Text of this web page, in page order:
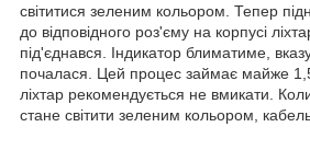
світитися зеленим кольором. Тепер
до відповідного роз'єму на корпусі
під'єднався. Індикатор блиматиме,
почалася. Цей процес займає майже
ліхтар рекомендується не вмикати.
стане світити зеленим кольором,